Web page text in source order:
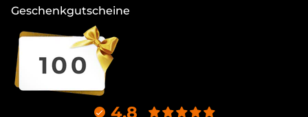
Geschenkgutscheine
4.8